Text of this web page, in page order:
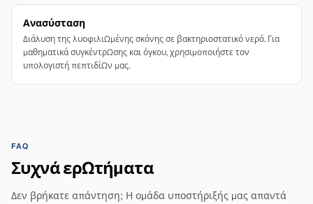
Ανασύσταση
Διάλυση της λυοφιλιωμένης σκόνης σε βακτηριοστατικό νερό. Για
μαθηματικά συγκέντρωσης και όγκου, χρησιμοποιήστε τον
υπολογιστή πεπτιδίων μας.
FAQ
Συχνά ερωτήματα
Δεν βρήκατε απάντηση; Η ομάδα υποστήριξής μας απαντά